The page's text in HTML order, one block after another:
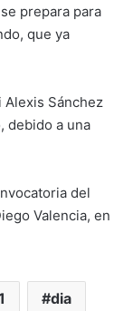
prepara para
que ya
Alexis Sánchez
debido a una
del
Valencia, en
dia